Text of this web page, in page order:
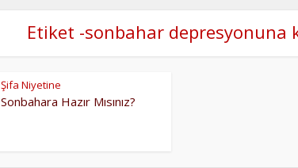
Etiket -sonbahar depresyonuna
Şifa Niyetine
Sonbahara Hazır Mısınız?